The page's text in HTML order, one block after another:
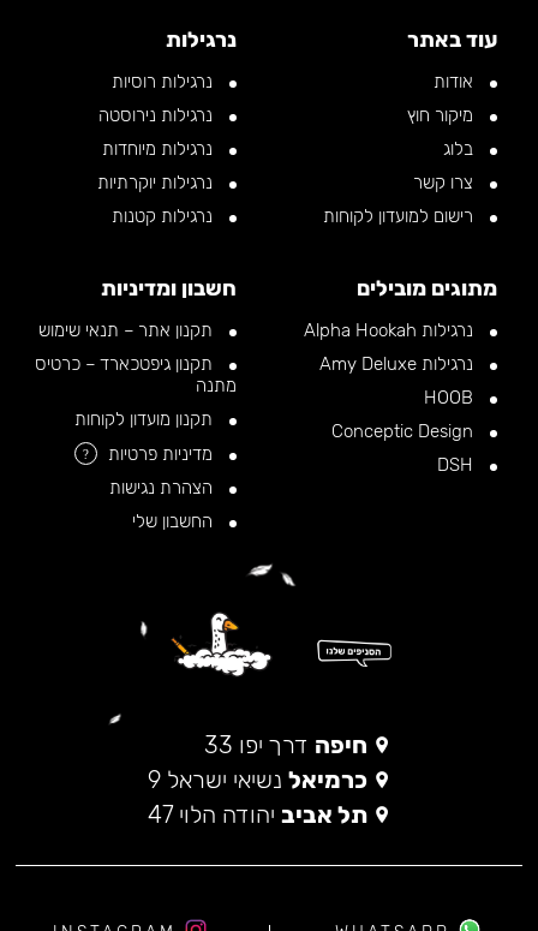
עוד באתר
אודות
מיקור חוץ
בלוג
צרו קשר
רישום למועדון לקוחות
נרגילות
נרגילות רוסיות
נרגילות נירוסטה
נרגילות מיוחדות
נרגילות יוקרתיות
נרגילות קטנות
מתוגים מובילים
נרגילות Alpha Hookah
נרגילות Amy Deluxe
חשבון ומדיניות
תקנון אתר – תנאי שימוש
תקנון גיפטכארד – כרטיס
מתנה
תקנון מועדון לקוחות
מדיניות פרטיות
?
הצהרת נגישות
החשבון שלי
חיפה דרך יפו 33
כרמיאל נשיאי ישראל 9
תל אביב יהודה הלוי 47